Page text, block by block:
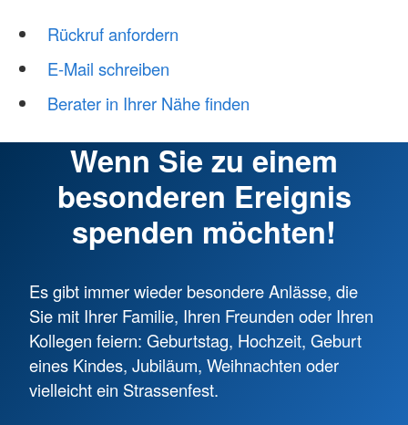
Rückruf anfordern
E-Mail schreiben
Berater in Ihrer Nähe finden
Wenn Sie zu einem
besonderen Ereignis
spenden möchten!
Es gibt immer wieder besondere Anlässe, die
Sie mit Ihrer Familie, Ihren Freunden oder Ihren
Kollegen feiern: Geburtstag, Hochzeit, Geburt
eines Kindes, Jubiläum, Weihnachten oder
vielleicht ein Strassenfest.